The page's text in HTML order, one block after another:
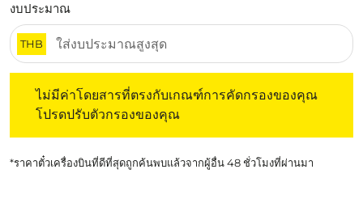
งบประมาณ
THB
ไม่มีค่าโดยสารที่ตรงกับเกณฑ์การคัดกรองของคุณ
โปรดปรับตัวกรองของคุณ
*ราคาตั๋วเครื่องบินที่ดีที่สุดถูกค้นพบแล้วจากผู้อื่น 48 ชั่วโมงที่ผ่านมา